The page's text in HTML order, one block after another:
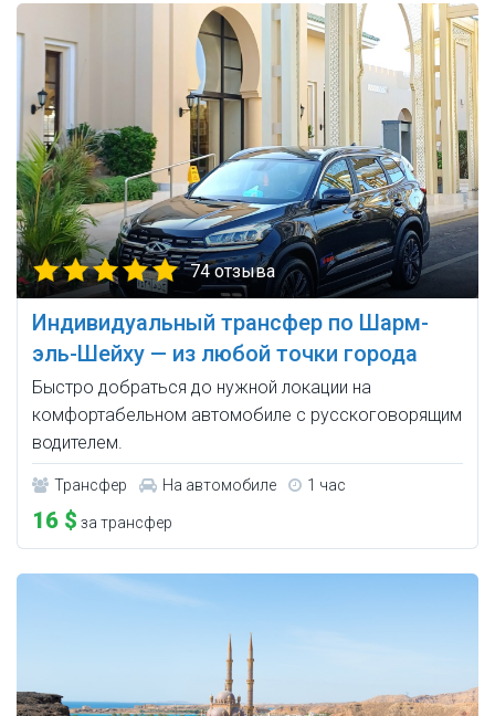
74 отзыва
Индивидуальный трансфер по Шарм-
эль-Шейху — из любой точки города
Быстро добраться до нужной локации на
комфортабельном автомобиле с русскоговорящим
водителем.
Трансфер На автомобиле 1 час
16 $ за трансфер